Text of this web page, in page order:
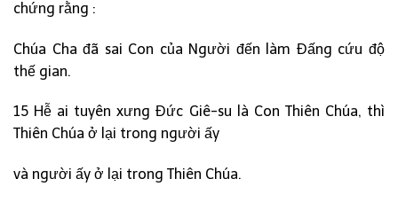
chứng rằng :
Chúa Cha đã sai Con của Người đến làm Đấng cứu độ
thế gian.
15 Hễ ai tuyên xưng Đức Giê-su là Con Thiên Chúa, thì
Thiên Chúa ở lại trong người ấy
và người ấy ở lại trong Thiên Chúa.